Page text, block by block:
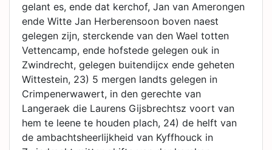
gelant es, ende dat kerchof, Jan van Amerongen
ende Witte Jan Herberensoon boven naest
gelegen zijn, sterckende van den Wael totten
Vettencamp, ende hofstede gelegen ouk in
Zwindrecht, gelegen buitendijcx ende geheten
Wittestein, 23) 5 mergen landts gelegen in
Crimpenerwawert, in den gerechte van
Langeraek die Laurens Gijsbrechtsz voort van
hem te leene te houden plach, 24) de helft van
de ambachtsheerlijkheid van Kyffhouck in